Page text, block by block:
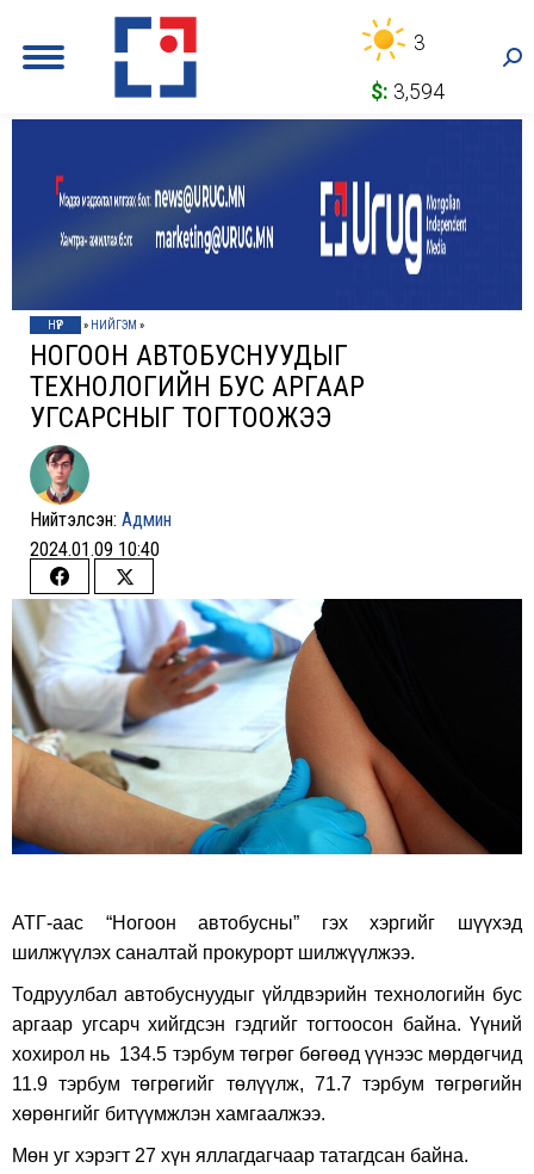
3
$: 3,594
НҮҮР » НИЙГЭМ »
НОГООН АВТОБУСНУУДЫГ
ТЕХНОЛОГИЙН БУС АРГААР
УГСАРСНЫГ ТОГТООЖЭЭ
Нийтэлсэн: Админ
2024.01.09 10:40
Share
Facebook
Share
on
Twitter
АТГ-аас “Ногоон автобусны” гэх хэргийг шүүхэд
шилжүүлэх саналтай прокурорт шилжүүлжээ.
Тодруулбал автобуснуудыг үйлдвэрийн технологийн бус
аргаар угсарч хийгдсэн гэдгийг тогтоосон байна. Үүний
хохирол нь 134.5 тэрбум төгрөг бөгөөд үүнээс мөрдөгчид
11.9 тэрбум төгрөгийг төлүүлж, 71.7 тэрбум төгрөгийн
хөрөнгийг битүүмжлэн хамгаалжээ.
Мөн уг хэрэгт 27 хүн яллагдагчаар татагдсан байна.